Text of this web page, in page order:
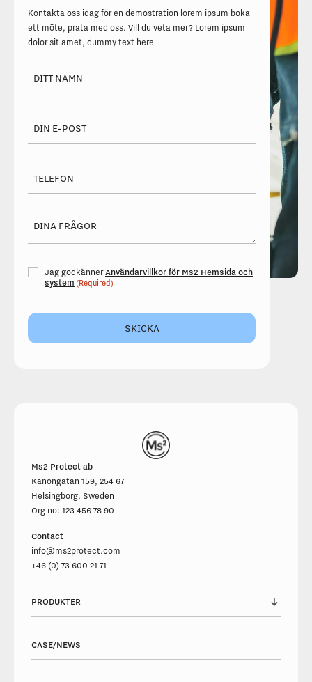
Kontakta oss idag för en demostration lorem ipsum boka
ett möte, prata med oss. Vill du veta mer? Lorem ipsum
dolor sit amet, dummy text here
namn
e-
frågor
Consent
(Required)
Jag godkännerAnvändarvillkor för Ms2 Hemsida och
system (Required)
SKICKA
Ms2 Protect ab
Kanongatan 159, 254 67
Helsingborg, Sweden
Org no: 123 456 78 90
Contact
info@ms2protect.com
+46 (0) 73 600 21 71
PRODUKTER
CASE/NEWS